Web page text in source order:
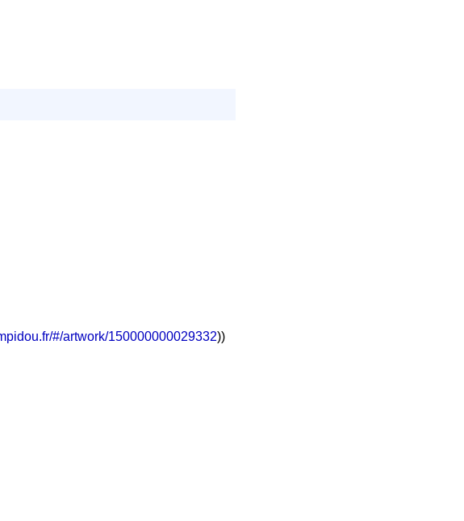
#/artwork/150000000029332))